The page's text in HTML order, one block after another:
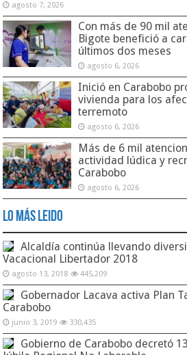
agosto 7, 2026
Con más de 90 mil
Bigote benefició a
últimos dos meses
agosto 6, 2026
Inició en Carabobo
vivienda para los
terremoto
agosto 6, 2026
Más de 6 mil
actividad lúdica y
Carabobo
agosto 6, 2026
Lo Más Leido
Alcaldía continúa llevando
Vacacional Libertador 2018
agosto 13, 2018 445,209
Gobernador Lacava activa Plan
Carabobo
junio 3, 2019 330,435
Gobierno de Carabobo decretó